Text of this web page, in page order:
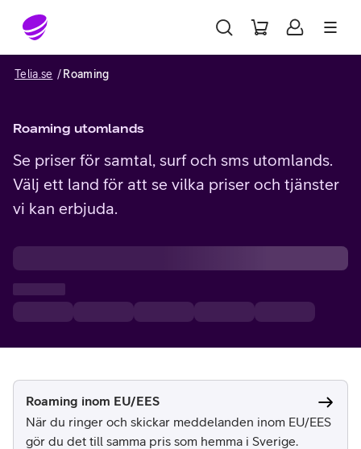
Gå till sidans innehåll
Telia.se Roaming
Roaming utomlands
Se priser för samtal, surf och sms utomlands.
Välj ett land för att se vilka priser och tjänster
vi kan erbjuda.
Roaming inom EU/EES
När du ringer och skickar meddelanden inom EU/EES
gör du det till samma pris som hemma i Sverige.